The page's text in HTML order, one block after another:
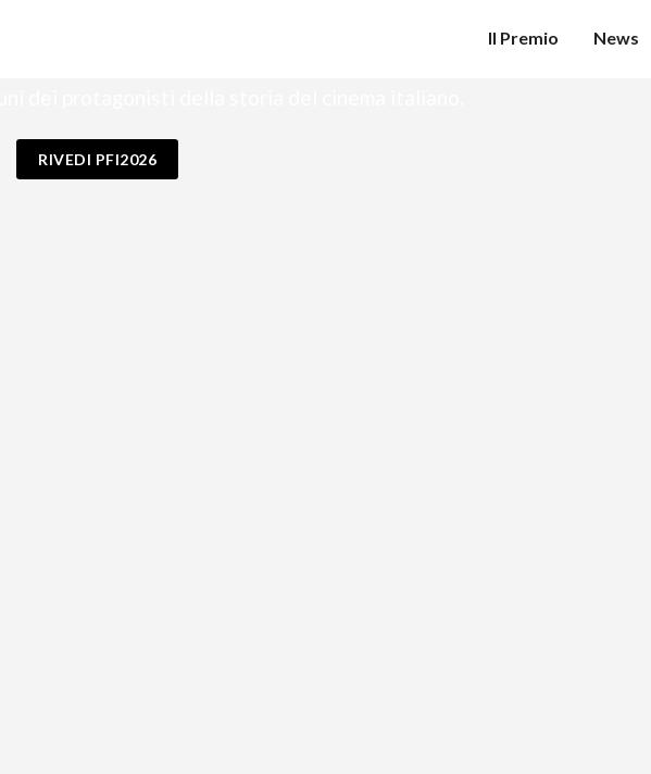
Il Premio News
le proiezioni dei filmati selezionati, gala di premiazione ai vincitori e
RIVEDI PFI2026